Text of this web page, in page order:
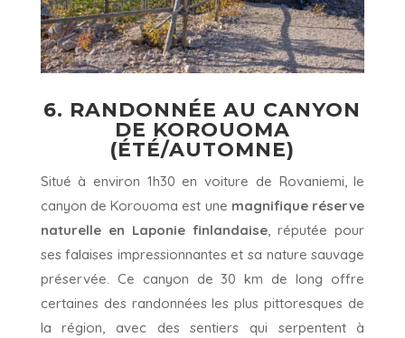
6. RANDONNÉE AU CANYON
DE KOROUOMA
(ÉTÉ/AUTOMNE)
Situé à environ 1h30 en voiture de Rovaniemi, le
canyon de Korouoma est une magnifique réserve
naturelle en Laponie finlandaise, réputée pour
ses falaises impressionnantes et sa nature sauvage
préservée. Ce canyon de 30 km de long offre
certaines des randonnées les plus pittoresques de
la région, avec des sentiers qui serpentent à